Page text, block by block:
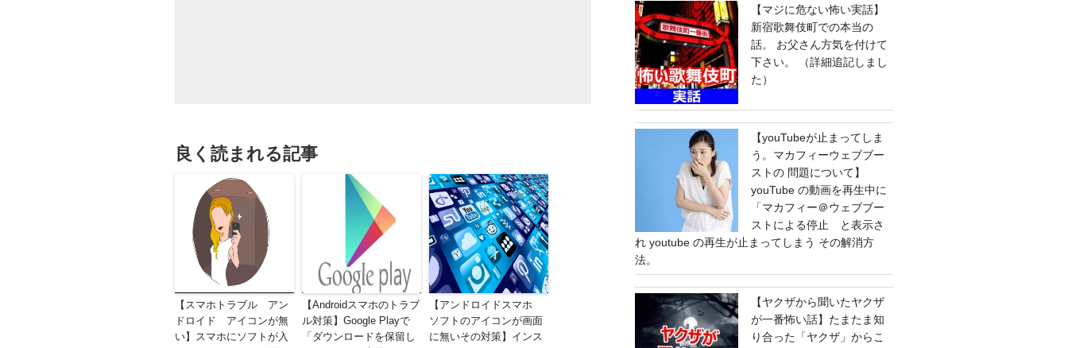
良く読まれる記事
【スマホトラブル アン
ドロイド アイコンが無
い】スマホにソフトが入
【Androidスマホのトラブ
ル対策】Google Playで
「ダウンロードを保留し
【アンドロイドスマホ
ソフトのアイコンが画面
に無いその対策】インス
【マジに危ない怖い実話】
新宿歌舞伎町での本当の
話。 お父さん方気を付けて
下さい。 （詳細追記しまし
た）
【youTubeが止まってしま
う。マカフィーウェブブー
ストの 問題について】
youTube の動画を再生中に
「マカフィー＠ウェブブー
ストによる停止 と表示さ
れ youtube の再生が止まってしまう その解消方
法。
【ヤクザから聞いたヤクザ
が一番怖い話】たまたま知
り合った「ヤクザ」からこ